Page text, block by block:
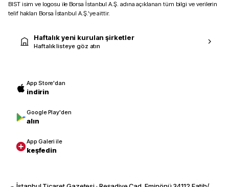
BIST isim ve logosu ile Borsa İstanbul A.Ş. adına açıklanan tüm bilgi ve verilerin
telif hakları Borsa İstanbul A.Ş.’ye aittir.
Haftalık yeni kurulan şirketler
Haftalık listeye göz atın
App Store'dan
indirin
Google Play'den
alın
App Galeri ile
keşfedin